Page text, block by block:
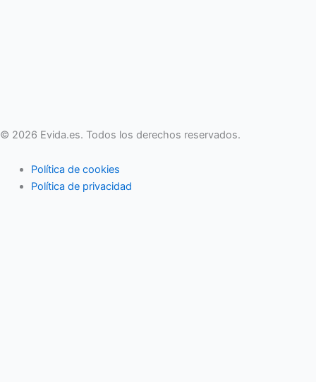
© 2026 Evida.es. Todos los derechos reservados.
Política de cookies
Política de privacidad